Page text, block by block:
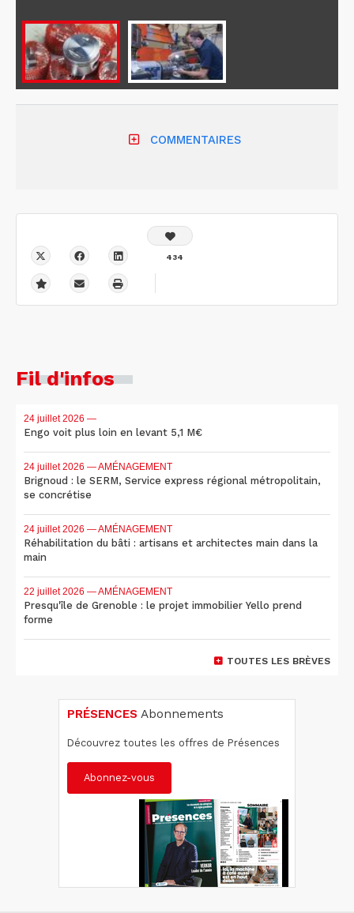
COMMENTAIRES
434
Fil d'infos
24 juillet 2026 —
Engo voit plus loin en levant 5,1 M€
24 juillet 2026 — AMÉNAGEMENT
Brignoud : le SERM, Service express régional métropolitain,
se concrétise
24 juillet 2026 — AMÉNAGEMENT
Réhabilitation du bâti : artisans et architectes main dans la
main
22 juillet 2026 — AMÉNAGEMENT
Presqu'île de Grenoble : le projet immobilier Yello prend
forme
TOUTES LES BRÈVES
PRÉSENCES Abonnements
Découvrez toutes les offres de Présences
Abonnez-vous